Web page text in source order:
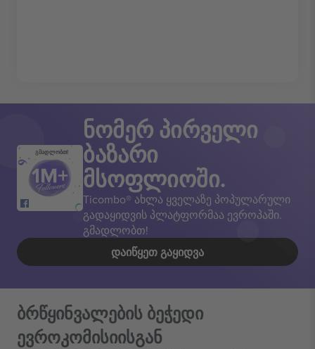
გმადლობთ!
ნომერ პირველი
ბაზარი
მსოფლიოში.
Ticombo® ახლა ყველაზე პოპულარული
გადაყიდვის პლატფორმაა ევროპაში.
გმადლობთ!
ᲓᲐᲘᲬᲧᲔᲗ ᲒᲐᲧᲘᲓᲕᲐ
ბრწყინვალების ბეჭედი
ევროკომისიისგან